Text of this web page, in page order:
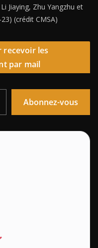
Jiaying, Zhu Yangzhu et
(crédit CMSA)
recevoir les
par mail
Abonnez-vous